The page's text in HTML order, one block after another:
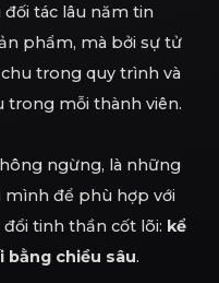
tác lâu năm tin
phẩm, mà bởi sự tử
trong quy trình và
mỗi thành viên.
ngừng, là những
mình để phù hợp với
tinh thần cốt lõi: kể
bằng chiều sâu.